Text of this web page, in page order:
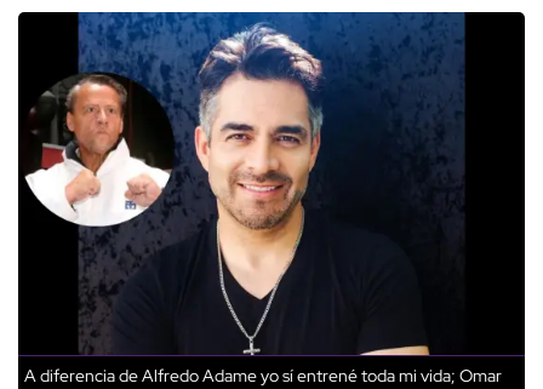
A diferencia de Alfredo Adame yo sí entrené toda mi vida; Omar